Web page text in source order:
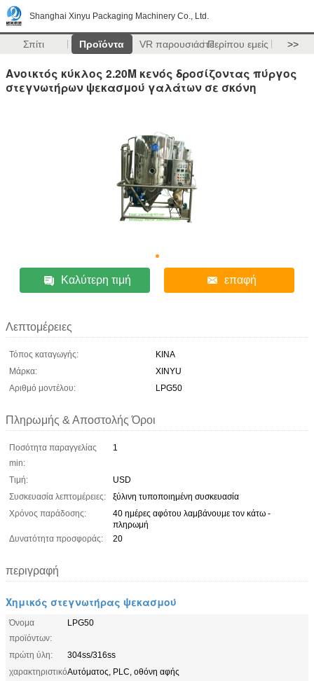
Shanghai Xinyu Packaging Machinery Co., Ltd.
Σπίτι Προϊόντα VR παρουσιάστεΠερίπου εμείς >>
Ανοικτός κύκλος 2.20M κενός δροσίζοντας πύργος
στεγνωτήρων ψεκασμού γαλάτων σε σκόνη
Καλύτερη τιμή επαφή
Λεπτομέρειες
Τόπος καταγωγής:
ΚΙΝΑ
Μάρκα:
XINYU
Αριθμό μοντέλου:
LPG50
Πληρωμής & Αποστολής Όροι
Ποσότητα παραγγελίας
min:
1
Τιμή:
USD
Συσκευασία λεπτομέρειες:
ξύλινη τυποποιημένη συσκευασία
Χρόνος παράδοσης:
40 ημέρες αφότου λαμβάνουμε τον κάτω -
πληρωμή
Δυνατότητα προσφοράς:
20
περιγραφή
Χημικός στεγνωτήρας ψεκασμού
Όνομα
προϊόντων:
LPG50
πρώτη ύλη:
304ss/316ss
χαρακτηριστικόΑυτόματος, PLC, οθόνη αφής